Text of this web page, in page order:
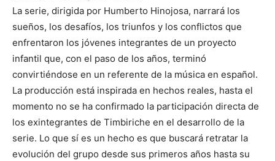
La serie, dirigida por Humberto Hinojosa, narrará los
sueños, los desafíos, los triunfos y los conflictos que
enfrentaron los jóvenes integrantes de un proyecto
infantil que, con el paso de los años, terminó
convirtiéndose en un referente de la música en español.
La producción está inspirada en hechos reales, hasta el
momento no se ha confirmado la participación directa de
los exintegrantes de Timbiriche en el desarrollo de la
serie. Lo que sí es un hecho es que buscará retratar la
evolución del grupo desde sus primeros años hasta su